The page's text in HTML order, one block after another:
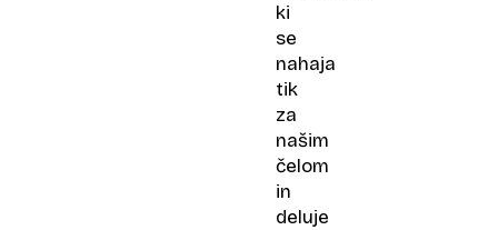
ki
se
nahaja
tik
za
našim
čelom
in
deluje